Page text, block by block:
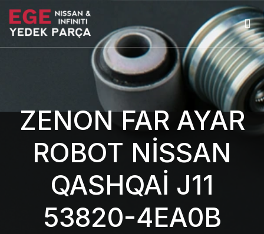
ZENON FAR AYAR
ROBOT NİSSAN
QASHQAİ J11
53820-4EA0B